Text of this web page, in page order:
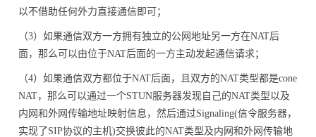
以不借助任何外力直接通信即可；
（3）如果通信双方一方拥有独立的公网地址另一方在NAT后
面，那么可以由位于NAT后面的一方主动发起通信请求；
（4）如果通信双方都位于NAT后面，且双方的NAT类型都是cone
NAT，那么可以通过一个STUN服务器发现自己的NAT类型以及
内网和外网传输地址映射信息，然后通过Signaling(信令服务器，
实现了SIP协议的主机)交换彼此的NAT类型及内网和外网传输地